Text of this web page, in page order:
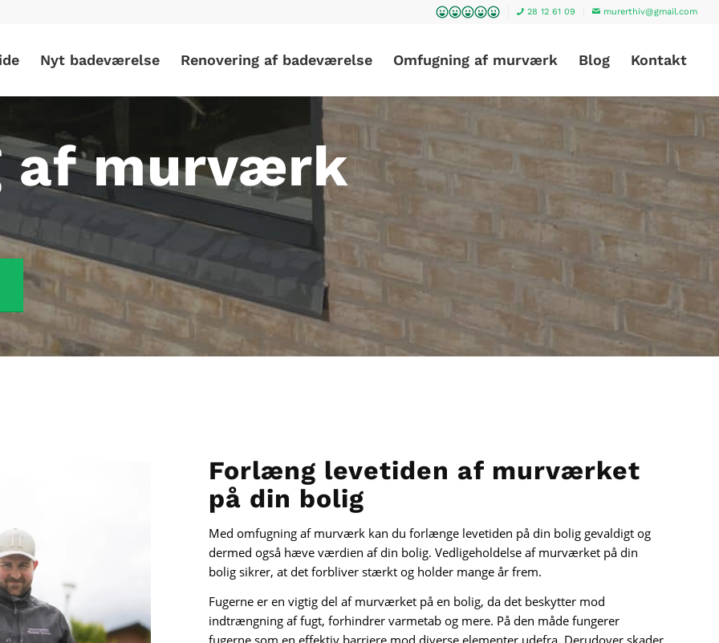
28 12 61 09 murerthiv@gmail.com
Nyt badeværelse Renovering af badeværelse Omfugning af murværk Blog Kontakt
af murværk
Forlæng levetiden af murværket
på din bolig
Med omfugning af murværk kan du forlænge levetiden på din bolig gevaldigt og
dermed også hæve værdien af din bolig. Vedligeholdelse af murværket på din
bolig sikrer, at det forbliver stærkt og holder mange år frem.
Fugerne er en vigtig del af murværket på en bolig, da det beskytter mod
indtrængning af fugt, forhindrer varmetab og mere. På den måde fungerer
fugerne som en effektiv barriere mod diverse elementer udefra. Derudover skader